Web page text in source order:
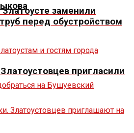
заменили
перед обустройством
пригласили